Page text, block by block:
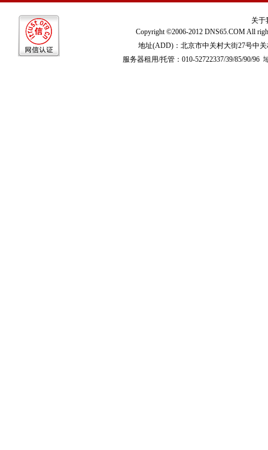
关于
Copyright ©2006-2012 DNS65.COM All
地址(ADD)：北京市中关村大街27号中
服务器租用/托管：010-52722337/39/85/90/96